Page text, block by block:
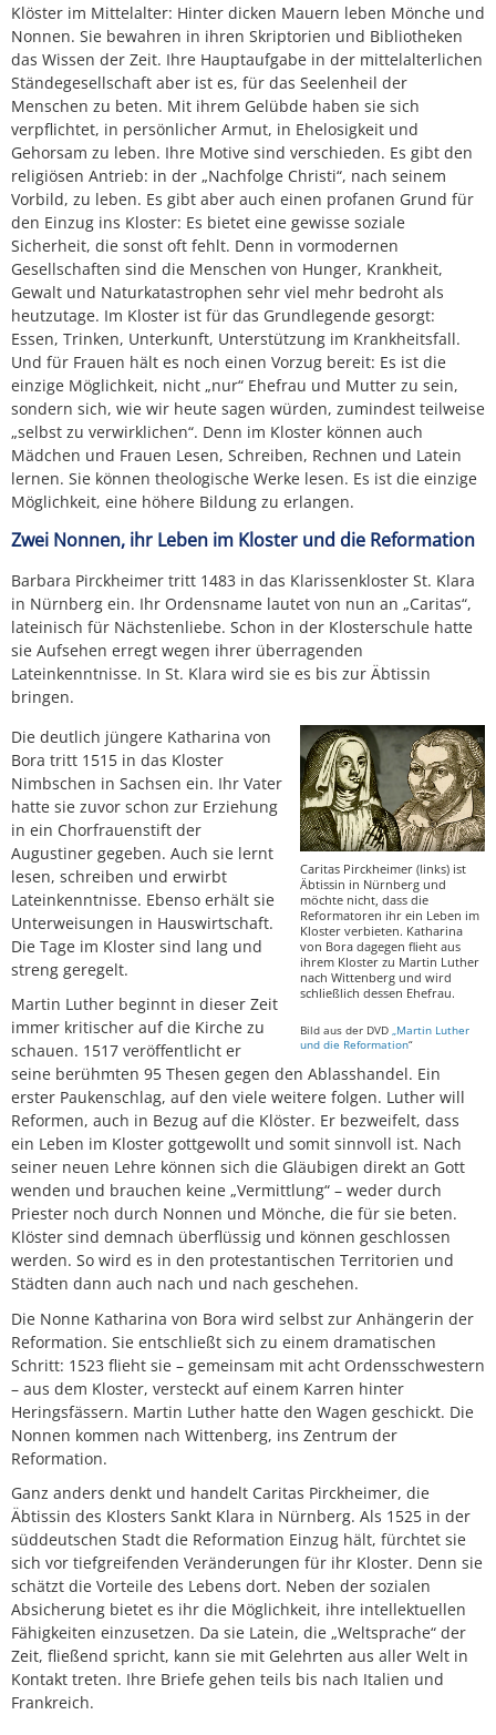
Klöster im Mittelalter: Hinter dicken Mauern leben Mönche und
Nonnen. Sie bewahren in ihren Skriptorien und Bibliotheken
das Wissen der Zeit. Ihre Hauptaufgabe in der mittelalterlichen
Ständegesellschaft aber ist es, für das Seelenheil der
Menschen zu beten. Mit ihrem Gelübde haben sie sich
verpflichtet, in persönlicher Armut, in Ehelosigkeit und
Gehorsam zu leben. Ihre Motive sind verschieden. Es gibt den
religiösen Antrieb: in der „Nachfolge Christi“, nach seinem
Vorbild, zu leben. Es gibt aber auch einen profanen Grund für
den Einzug ins Kloster: Es bietet eine gewisse soziale
Sicherheit, die sonst oft fehlt. Denn in vormodernen
Gesellschaften sind die Menschen von Hunger, Krankheit,
Gewalt und Naturkatastrophen sehr viel mehr bedroht als
heutzutage. Im Kloster ist für das Grundlegende gesorgt:
Essen, Trinken, Unterkunft, Unterstützung im Krankheitsfall.
Und für Frauen hält es noch einen Vorzug bereit: Es ist die
einzige Möglichkeit, nicht „nur“ Ehefrau und Mutter zu sein,
sondern sich, wie wir heute sagen würden, zumindest teilweise
„selbst zu verwirklichen“. Denn im Kloster können auch
Mädchen und Frauen Lesen, Schreiben, Rechnen und Latein
lernen. Sie können theologische Werke lesen. Es ist die einzige
Möglichkeit, eine höhere Bildung zu erlangen.
Zwei Nonnen, ihr Leben im Kloster und die Reformation
Barbara Pirckheimer tritt 1483 in das Klarissenkloster St. Klara
in Nürnberg ein. Ihr Ordensname lautet von nun an „Caritas“,
lateinisch für Nächstenliebe. Schon in der Klosterschule hatte
sie Aufsehen erregt wegen ihrer überragenden
Lateinkenntnisse. In St. Klara wird sie es bis zur Äbtissin
bringen.
Caritas Pirckheimer (links) ist
Äbtissin in Nürnberg und
möchte nicht, dass die
Reformatoren ihr ein Leben im
Kloster verbieten. Katharina
von Bora dagegen flieht aus
ihrem Kloster zu Martin Luther
nach Wittenberg und wird
schließlich dessen Ehefrau.
Bild aus der DVD„Martin Luther
und die Reformation“
Die deutlich jüngere Katharina von
Bora tritt 1515 in das Kloster
Nimbschen in Sachsen ein. Ihr Vater
hatte sie zuvor schon zur Erziehung
in ein Chorfrauenstift der
Augustiner gegeben. Auch sie lernt
lesen, schreiben und erwirbt
Lateinkenntnisse. Ebenso erhält sie
Unterweisungen in Hauswirtschaft.
Die Tage im Kloster sind lang und
streng geregelt.
Martin Luther beginnt in dieser Zeit
immer kritischer auf die Kirche zu
schauen. 1517 veröffentlicht er
seine berühmten 95 Thesen gegen den Ablasshandel. Ein
erster Paukenschlag, auf den viele weitere folgen. Luther will
Reformen, auch in Bezug auf die Klöster. Er bezweifelt, dass
ein Leben im Kloster gottgewollt und somit sinnvoll ist. Nach
seiner neuen Lehre können sich die Gläubigen direkt an Gott
wenden und brauchen keine „Vermittlung“ – weder durch
Priester noch durch Nonnen und Mönche, die für sie beten.
Klöster sind demnach überflüssig und können geschlossen
werden. So wird es in den protestantischen Territorien und
Städten dann auch nach und nach geschehen.
Die Nonne Katharina von Bora wird selbst zur Anhängerin der
Reformation. Sie entschließt sich zu einem dramatischen
Schritt: 1523 flieht sie – gemeinsam mit acht Ordensschwestern
– aus dem Kloster, versteckt auf einem Karren hinter
Heringsfässern. Martin Luther hatte den Wagen geschickt. Die
Nonnen kommen nach Wittenberg, ins Zentrum der
Reformation.
Ganz anders denkt und handelt Caritas Pirckheimer, die
Äbtissin des Klosters Sankt Klara in Nürnberg. Als 1525 in der
süddeutschen Stadt die Reformation Einzug hält, fürchtet sie
sich vor tiefgreifenden Veränderungen für ihr Kloster. Denn sie
schätzt die Vorteile des Lebens dort. Neben der sozialen
Absicherung bietet es ihr die Möglichkeit, ihre intellektuellen
Fähigkeiten einzusetzen. Da sie Latein, die „Weltsprache“ der
Zeit, fließend spricht, kann sie mit Gelehrten aus aller Welt in
Kontakt treten. Ihre Briefe gehen teils bis nach Italien und
Frankreich.